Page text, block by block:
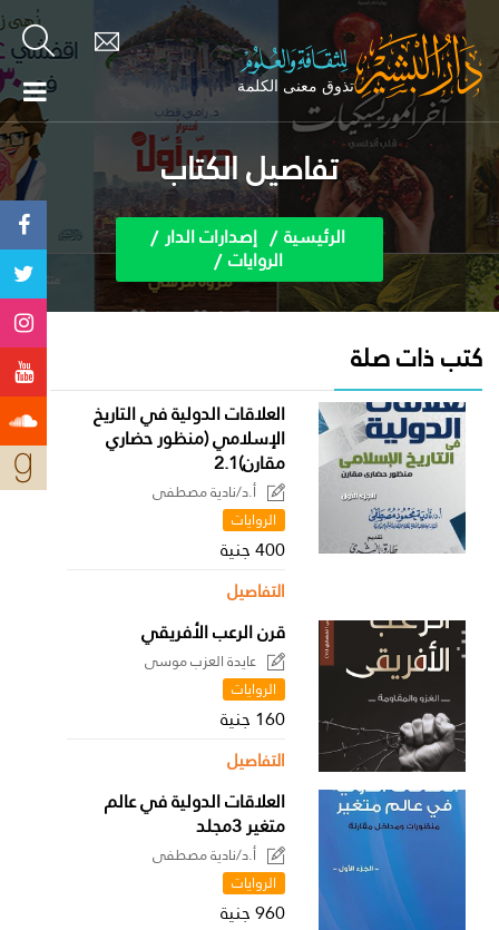
تفاصيل الكتاب
الرئيسية إصدارات الدار
الروايات
كتب ذات صلة
العلاقات الدولية في التاريخ
الإسلامي (منظور حضاري
مقارن)2.1
أ.د/نادية مصطفى
الروايات
400 جنية
التفاصيل
قرن الرعب الأفريقي
عايدة العزب موسى
الروايات
160 جنية
التفاصيل
العلاقات الدولية في عالم
متغير 3مجلد
أ.د/نادية مصطفى
الروايات
960 جنية